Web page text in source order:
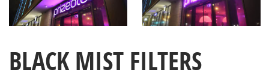
BLACK MIST FILTERS